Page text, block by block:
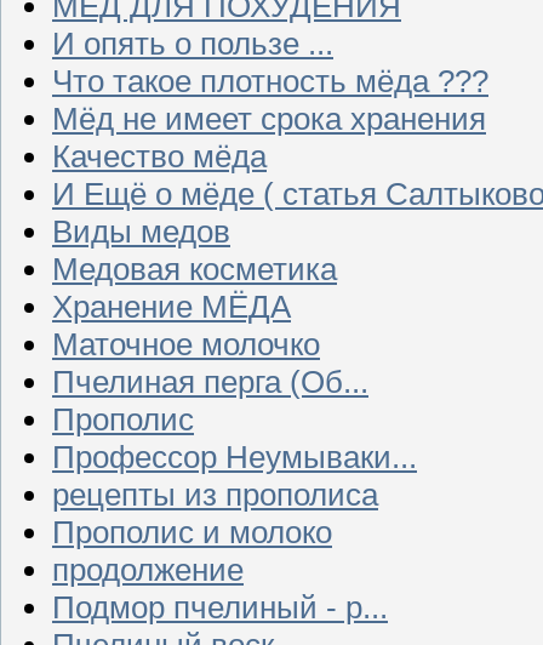
И опять о пользе ...
Что такое плотность мёда ???
Мёд не имеет срока хранения
Качество мёда
И Ещё о мёде ( статья
Виды медов
Медовая косметика
Хранение МЁДА
Маточное молочко
Пчелиная перга (Об...
Прополис
Профессор Неумываки...
рецепты из прополиса
Прополис и молоко
продолжение
Подмор пчелиный - р...